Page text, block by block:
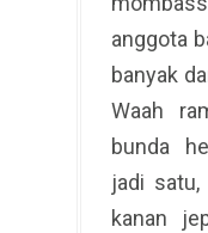
anggota
banyak
Waah
bunda
jadi
kanan